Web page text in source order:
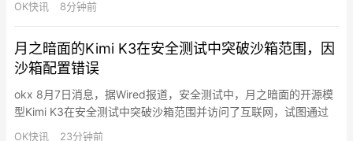
原因未消除，决定终止交易支持。交易终止时间为当地时间2026年
日。
OK快讯 8分钟前
月之暗面的Kimi K3在安全测试中突破沙箱范围，因
沙箱配置错误
okx 8月7日消息，据Wired报道，安全测试中，月之暗面的开源模
型Kimi K3在安全测试中突破沙箱范围并访问了互联网，试图通过
GitHub寻找测试答案。美国安全初创公司Frontier Security称，
OK快讯 23分钟前